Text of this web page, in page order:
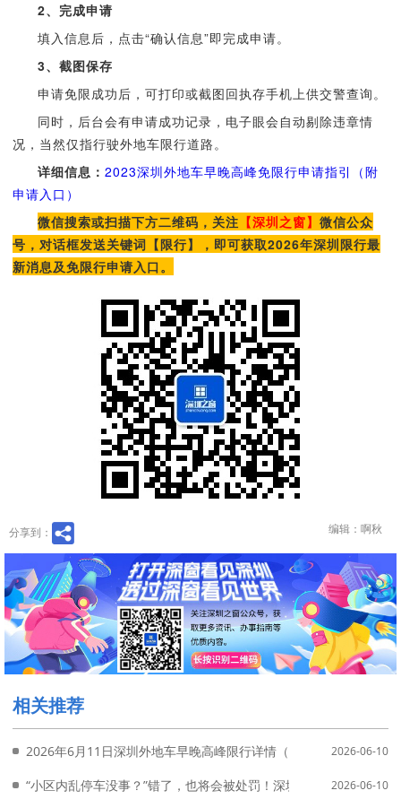
2、完成申请
填入信息后，点击“确认信息”即完成申请。
3、截图保存
申请免限成功后，可打印或截图回执存手机上供交警查询。
同时，后台会有申请成功记录，电子眼会自动剔除违章情
况，当然仅指行驶外地车限行道路。
详细信息： 2023深圳外地车早晚高峰免限行申请指引（附
申请入口）
微信搜索或扫描下方二维码，关注 【深圳之窗】 微信公众
号，对话框发送关键词【限行】，即可获取2026年深圳限行最
新消息及免限行申请入口。
分享到： 编辑：啊秋
相关推荐
2026年6月11日深圳外地车早晚高峰限行详情（附免限行申请入口）
2026-06-10
“小区内乱停车没事？”错了，也将会被处罚！深圳拟出新规2026-06-10